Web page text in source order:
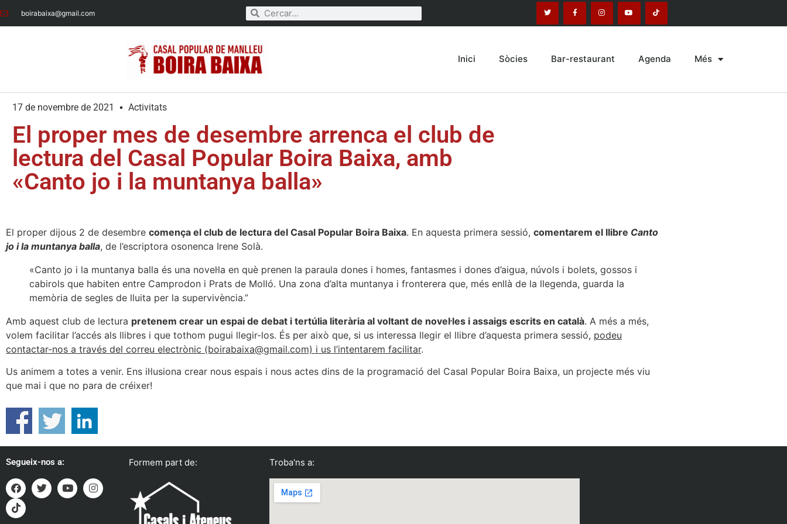
boirabaixa@gmail.com
Inici Sòcies Bar-restaurant Agenda Més
17 de novembre de 2021 Activitats
El proper mes de desembre arrenca el club de
lectura del Casal Popular Boira Baixa, amb
«Canto jo i la muntanya balla»
El proper dijous 2 de desembre comença el club de lectura del Casal Popular Boira Baixa. En aquesta primera sessió, comentarem el llibre Canto
jo i la muntanya balla, de l’escriptora osonenca Irene Solà.
«Canto jo i la muntanya balla és una novel·la en què prenen la paraula dones i homes, fantasmes i dones d’aigua, núvols i bolets, gossos i
cabirols que habiten entre Camprodon i Prats de Molló. Una zona d’alta muntanya i fronterera que, més enllà de la llegenda, guarda la
memòria de segles de lluita per la supervivència.”
Amb aquest club de lectura pretenem crear un espai de debat i tertúlia literària al voltant de novel·les i assaigs escrits en català. A més a més,
volem facilitar l’accés als llibres i que tothom pugui llegir-los. És per això que, si us interessa llegir el llibre d’aquesta primera sessió, podeu
contactar-nos a través del correu electrònic (boirabaixa@gmail.com) i us l’intentarem facilitar.
Us animem a totes a venir. Ens il·lusiona crear nous espais i nous actes dins de la programació del Casal Popular Boira Baixa, un projecte més viu
que mai i que no para de créixer!
Segueix-nos a: Formem part de: Troba'ns a: